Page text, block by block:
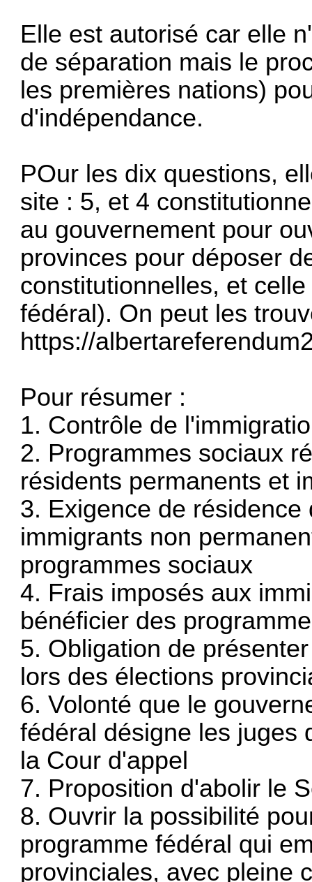
Elle est autorisé car elle
de séparation mais le
les premières nations)
d'indépendance.
POur les dix questions,
site : 5, et 4
au gouvernement pour
provinces pour déposer
constitutionnelles, et
fédéral). On peut les
https://
Pour résumer :
1. Contrôle de
2. Programmes sociaux
résidents permanents et
3. Exigence de
immigrants non
programmes sociaux
4. Frais imposés aux
bénéficier des
5. Obligation de
lors des élections
6. Volonté que le
fédéral désigne les juges
la Cour d'appel
7. Proposition d'abolir le
8. Ouvrir la possibilité
programme fédéral qui
provinciales, avec pleine